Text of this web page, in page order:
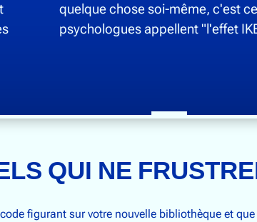
quelque chose soi-même, c'est
psychologues appellent "l'effet
QUI NE
figurant sur votre nouvelle bibliothèque et